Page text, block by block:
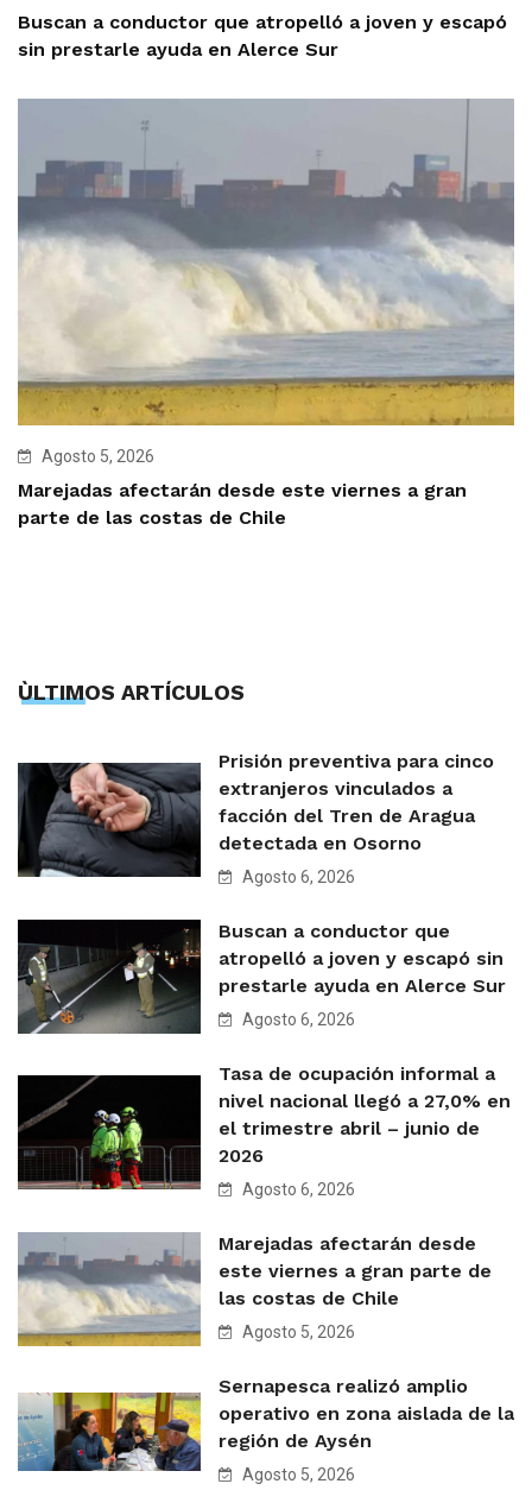
Buscan a conductor que atropelló a joven y escapó
sin prestarle ayuda en Alerce Sur
Agosto 5, 2026
Marejadas afectarán desde este viernes a gran
parte de las costas de Chile
ÙLTIMOS ARTÍCULOS
Prisión preventiva para cinco
extranjeros vinculados a
facción del Tren de Aragua
detectada en Osorno
Agosto 6, 2026
Buscan a conductor que
atropelló a joven y escapó sin
prestarle ayuda en Alerce Sur
Agosto 6, 2026
Tasa de ocupación informal a
nivel nacional llegó a 27,0% en
el trimestre abril – junio de
2026
Agosto 6, 2026
Marejadas afectarán desde
este viernes a gran parte de
las costas de Chile
Agosto 5, 2026
Sernapesca realizó amplio
operativo en zona aislada de la
región de Aysén
Agosto 5, 2026